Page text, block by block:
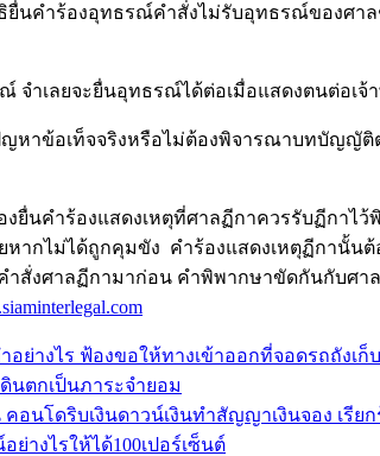
ยื่นคำร้องอุทธรณ์คำสั่งไม่รับอุทธรณ์ของศ
ลยจะยื่นอุทธรณ์ได้ต่อเมื่อแสดงตนต่อเจ้
เท็จจริงหรือไม่ต้องพิจารณาบทบัญญัติต
ำร้องแสดงเหตุที่ศาลฏีกาควรรับฏีกาไว้พิ
ากไม่ได้ถูกคุมขัง คำร้องแสดงเหตุฏีกานั้
สั่งศาลฏีกามาก่อน คำพิพากษาขัดกันกับศ
ย่างไร ฟ้องขอให้ทางเข้าออกที่จอดรถถัง
ตกเป็นภาระจำยอม
อนโดริบเงินดาวน์เงินทำสัญญาเงินจอง เรี
ย่างไรให้ได้100เปอร์เซ็นต์